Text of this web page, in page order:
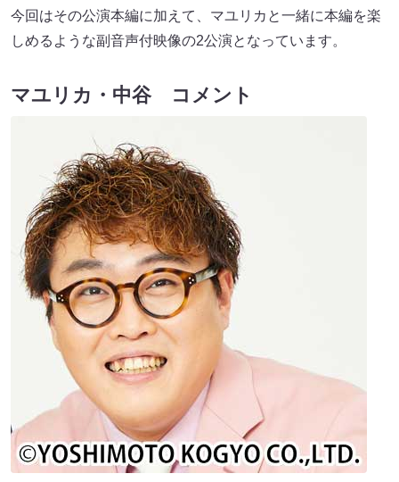
今回はその公演本編に加えて、マユリカと一緒に本編を楽
しめるような副音声付映像の2公演となっています。
マユリカ・中谷 コメント